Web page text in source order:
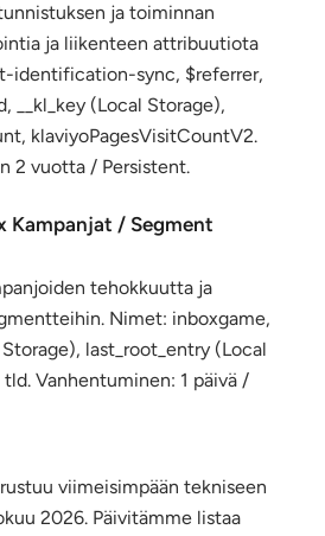
ja toiminnan
ja liikenteen attribuutiota
identification-sync, $referrer,
__kl_key (Local Storage),
klaviyoPagesVisitCountV2.
2 vuotta / Persistent.
Kampanjat / Segment
tehokkuutta ja
Nimet: inboxgame,
last_root_entry (Local
tld. Vanhentuminen: 1 päivä /
viimeisimpään tekniseen
2026. Päivitämme listaa